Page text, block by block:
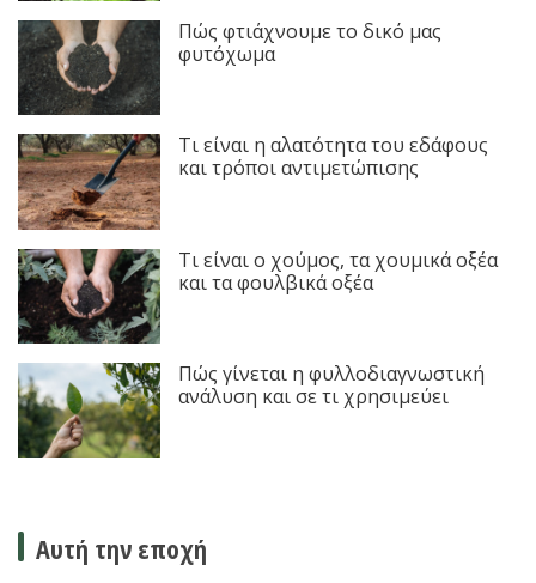
Πώς φτιάχνουμε το δικό μας
φυτόχωμα
Τι είναι η αλατότητα του εδάφους
και τρόποι αντιμετώπισης
Τι είναι ο χούμος, τα χουμικά οξέα
και τα φουλβικά οξέα
Πώς γίνεται η φυλλοδιαγνωστική
ανάλυση και σε τι χρησιμεύει
Αυτή την εποχή